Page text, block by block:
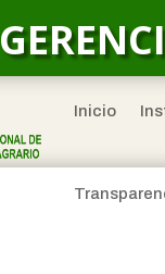
Inicio